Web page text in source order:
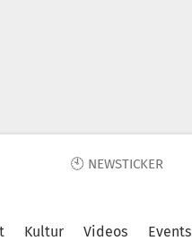
🕙 NEWSTICKER
Kultur Videos Events